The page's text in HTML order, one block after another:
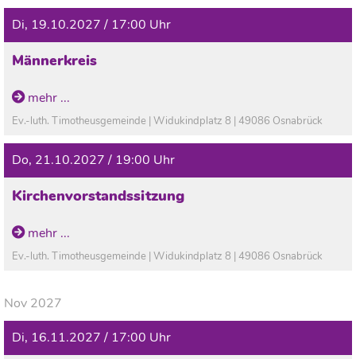
Di, 19.10.2027 / 17:00 Uhr
Männerkreis
mehr ...
Ev.-luth. Timotheusgemeinde | Widukindplatz 8 | 49086 Osnabrück
Do, 21.10.2027 / 19:00 Uhr
Kirchenvorstandssitzung
mehr ...
Ev.-luth. Timotheusgemeinde | Widukindplatz 8 | 49086 Osnabrück
Nov 2027
Di, 16.11.2027 / 17:00 Uhr